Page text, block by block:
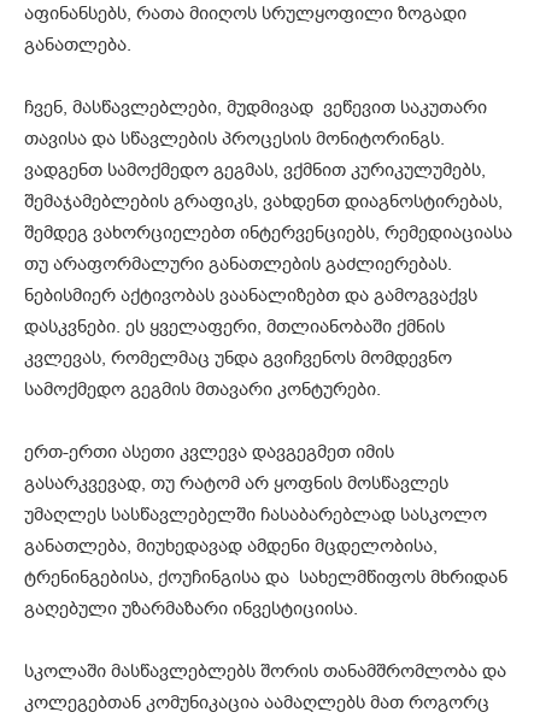
აფინანსებს, რათა მიიღოს სრულყოფილი ზოგადი
განათლება.
ჩვენ, მასწავლებლები, მუდმივად ვეწევით საკუთარი
თავისა და სწავლების პროცესის მონიტორინგს.
ვადგენთ სამოქმედო გეგმას, ვქმნით კურიკულუმებს,
შემაჯამებლების გრაფიკს, ვახდენთ დიაგნოსტირებას,
შემდეგ ვახორციელებთ ინტერვენციებს, რემედიაციასა
თუ არაფორმალური განათლების გაძლიერებას.
ნებისმიერ აქტივობას ვაანალიზებთ და გამოგვაქვს
დასკვნები. ეს ყველაფერი, მთლიანობაში ქმნის
კვლევას, რომელმაც უნდა გვიჩვენოს მომდევნო
სამოქმედო გეგმის მთავარი კონტურები.
ერთ-ერთი ასეთი კვლევა დავგეგმეთ იმის
გასარკვევად, თუ რატომ არ ყოფნის მოსწავლეს
უმაღლეს სასწავლებელში ჩასაბარებლად სასკოლო
განათლება, მიუხედავად ამდენი მცდელობისა,
ტრენინგებისა, ქოუჩინგისა და სახელმწიფოს მხრიდან
გაღებული უზარმაზარი ინვესტიციისა.
სკოლაში მასწავლებლებს შორის თანამშრომლობა და
კოლეგებთან კომუნიკაცია აამაღლებს მათ როგორც